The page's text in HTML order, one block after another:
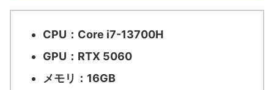
CPU：Core i7-13700H
GPU：RTX 5060
メモリ：16GB